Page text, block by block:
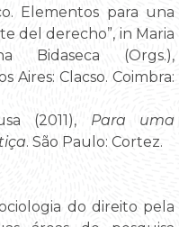
Elementos para una
del derecho”, in Maria
Bidaseca (Orgs.),
Aires: Clacso. Coimbra:
(2011), Para uma
. São Paulo: Cortez.
do direito pela